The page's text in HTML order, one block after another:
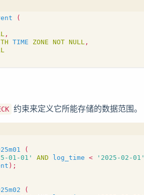
(
,
TIME ZONE NOT NULL ,
约束来定义它所能存储的数据范围。
(
01-01' AND log_time < '2025-02-01'
);
(